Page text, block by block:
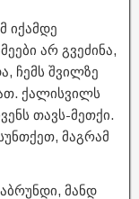
იქამდე
არ გვეძინა,
ჩემს შვილზე
ქალისვილს
თავს-მეთქი.
მაგრამ
მანდ